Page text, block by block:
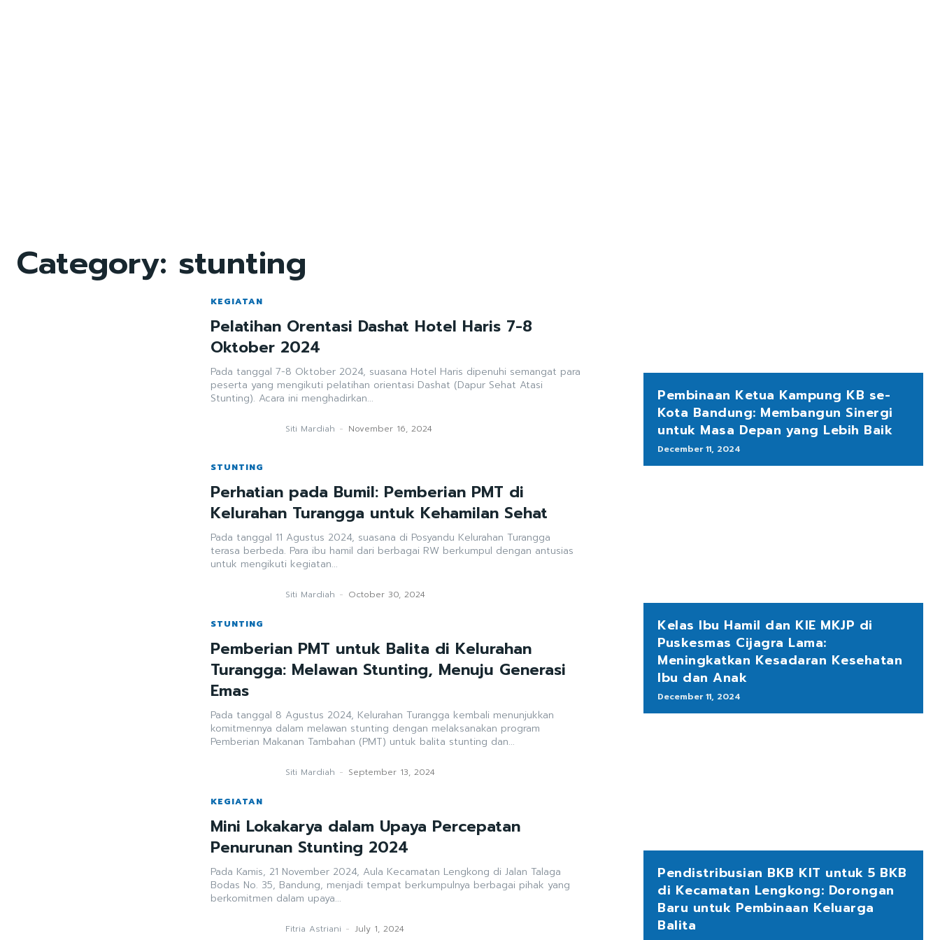
Category: stunting
KEGIATAN
Pelatihan Orentasi Dashat Hotel Haris 7-8
Oktober 2024
Pada tanggal 7-8 Oktober 2024, suasana Hotel Haris dipenuhi semangat para
peserta yang mengikuti pelatihan orientasi Dashat (Dapur Sehat Atasi
Stunting). Acara ini menghadirkan...
Siti Mardiah - November 16, 2024
STUNTING
Perhatian pada Bumil: Pemberian PMT di
Kelurahan Turangga untuk Kehamilan Sehat
Pada tanggal 11 Agustus 2024, suasana di Posyandu Kelurahan Turangga
terasa berbeda. Para ibu hamil dari berbagai RW berkumpul dengan antusias
untuk mengikuti kegiatan...
Siti Mardiah - October 30, 2024
STUNTING
Pemberian PMT untuk Balita di Kelurahan
Turangga: Melawan Stunting, Menuju Generasi
Emas
Pada tanggal 8 Agustus 2024, Kelurahan Turangga kembali menunjukkan
komitmennya dalam melawan stunting dengan melaksanakan program
Pemberian Makanan Tambahan (PMT) untuk balita stunting dan...
Siti Mardiah - September 13, 2024
KEGIATAN
Mini Lokakarya dalam Upaya Percepatan
Penurunan Stunting 2024
Pada Kamis, 21 November 2024, Aula Kecamatan Lengkong di Jalan Talaga
Bodas No. 35, Bandung, menjadi tempat berkumpulnya berbagai pihak yang
berkomitmen dalam upaya...
Fitria Astriani - July 1, 2024
Pembinaan Ketua Kampung KB se-
Kota Bandung: Membangun Sinergi
untuk Masa Depan yang Lebih Baik
December 11, 2024
Kelas Ibu Hamil dan KIE MKJP di
Puskesmas Cijagra Lama:
Meningkatkan Kesadaran Kesehatan
Ibu dan Anak
December 11, 2024
Pendistribusian BKB KIT untuk 5 BKB
di Kecamatan Lengkong: Dorongan
Baru untuk Pembinaan Keluarga
Balita